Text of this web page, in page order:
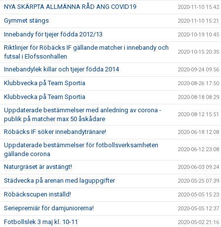
NYA SKÄRPTA ALLMÄNNA RÅD ANG COVID19 2020-11-10 15:42
Gymmet stängs 2020-11-10 15:21
Innebandy för tjejer födda 2012/13 2020-10-19 10:45
Riktlinjer för Röbäcks IF gällande matcher i innebandy och
futsal i Elofssonhallen
2020-10-15 20:35
Innebandylek killar och tjejer födda 2014 2020-09-24 09:56
Klubbvecka på Team Sportia 2020-08-26 17:50
Klubbvecka på Team Sportia 2020-08-18 08:29
Uppdaterade bestämmelser med anledning av corona -
publik på matcher max 50 åskådare
2020-08-12 15:51
Röbäcks IF söker innebandytränare! 2020-06-18 12:08
Uppdaterade bestämmelser för fotbollsverksamheten
gällande corona
2020-06-12 23:08
Naturgräset är avstängt! 2020-06-03 09:24
Städvecka på arenan med laguppgifter 2020-05-25 07:39
Röbäckscupen inställd! 2020-05-05 15:23
Seriepremiär för damjuniorerna! 2020-05-05 12:37
Fotbollslek 3 maj kl. 10-11 2020-05-02 21:16